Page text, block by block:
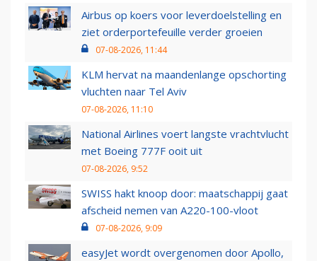
Airbus op koers voor leverdoelstelling en
ziet orderportefeuille verder groeien
07-08-2026, 11:44
KLM hervat na maandenlange opschorting
vluchten naar Tel Aviv
07-08-2026, 11:10
National Airlines voert langste vrachtvlucht
met Boeing 777F ooit uit
07-08-2026, 9:52
SWISS hakt knoop door: maatschappij gaat
afscheid nemen van A220-100-vloot
07-08-2026, 9:09
easyJet wordt overgenomen door Apollo,